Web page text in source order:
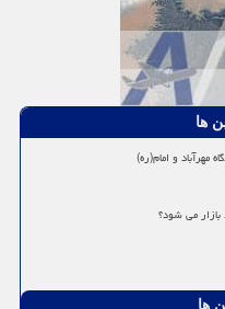
ها
مهرآباد و امام(ره)
بازار می شود؟
ها